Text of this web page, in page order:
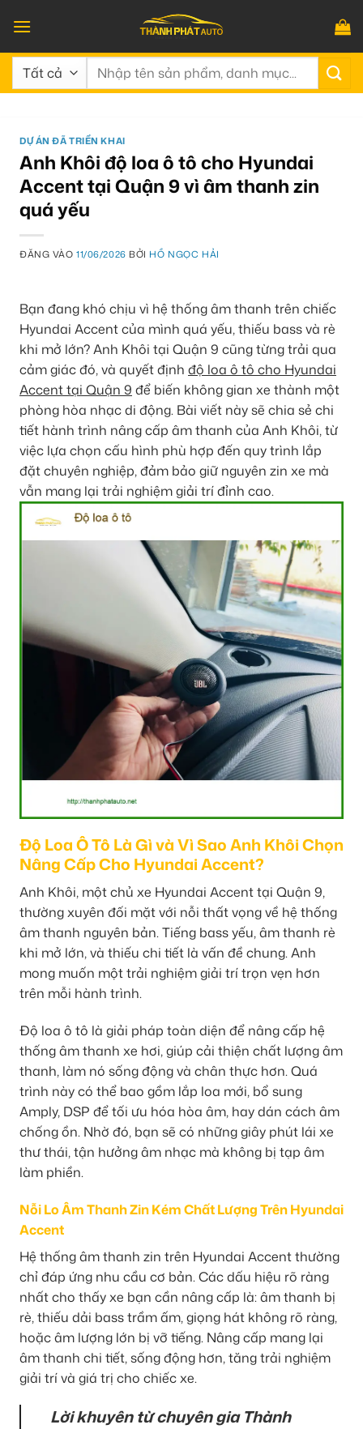
qua
nội
dung
Tìm
DỰ ÁN ĐÃ TRIỂN KHAI
Anh Khôi độ loa ô tô cho Hyundai
Accent tại Quận 9 vì âm thanh zin
quá yếu
ĐĂNG VÀO11/06/2026 BỞI HỒ NGỌC HẢI
Bạn đang khó chịu vì hệ thống âm thanh trên chiếc
Hyundai Accent của mình quá yếu, thiếu bass và rè
khi mở lớn? Anh Khôi tại Quận 9 cũng từng trải qua
cảm giác đó, và quyết định độ loa ô tô cho Hyundai
Accent tại Quận 9 để biến không gian xe thành một
phòng hòa nhạc di động. Bài viết này sẽ chia sẻ chi
tiết hành trình nâng cấp âm thanh của Anh Khôi, từ
việc lựa chọn cấu hình phù hợp đến quy trình lắp
đặt chuyên nghiệp, đảm bảo giữ nguyên zin xe mà
vẫn mang lại trải nghiệm giải trí đỉnh cao.
Độ Loa Ô Tô Là Gì và Vì Sao Anh Khôi Chọn
Nâng Cấp Cho Hyundai Accent?
Anh Khôi, một chủ xe Hyundai Accent tại Quận 9,
thường xuyên đối mặt với nỗi thất vọng về hệ thống
âm thanh nguyên bản. Tiếng bass yếu, âm thanh rè
khi mở lớn, và thiếu chi tiết là vấn đề chung. Anh
mong muốn một trải nghiệm giải trí trọn vẹn hơn
trên mỗi hành trình.
Độ loa ô tô là giải pháp toàn diện để nâng cấp hệ
thống âm thanh xe hơi, giúp cải thiện chất lượng âm
thanh, làm nó sống động và chân thực hơn. Quá
trình này có thể bao gồm lắp loa mới, bổ sung
Amply, DSP để tối ưu hóa hòa âm, hay dán cách âm
chống ồn. Nhờ đó, bạn sẽ có những giây phút lái xe
thư thái, tận hưởng âm nhạc mà không bị tạp âm
làm phiền.
Nỗi Lo Âm Thanh Zin Kém Chất Lượng Trên Hyundai
Accent
Hệ thống âm thanh zin trên Hyundai Accent thường
chỉ đáp ứng nhu cầu cơ bản. Các dấu hiệu rõ ràng
nhất cho thấy xe bạn cần nâng cấp là: âm thanh bị
rè, thiếu dải bass trầm ấm, giọng hát không rõ ràng,
hoặc âm lượng lớn bị vỡ tiếng. Nâng cấp mang lại
âm thanh chi tiết, sống động hơn, tăng trải nghiệm
giải trí và giá trị cho chiếc xe.
Lời khuyên từ chuyên gia Thành